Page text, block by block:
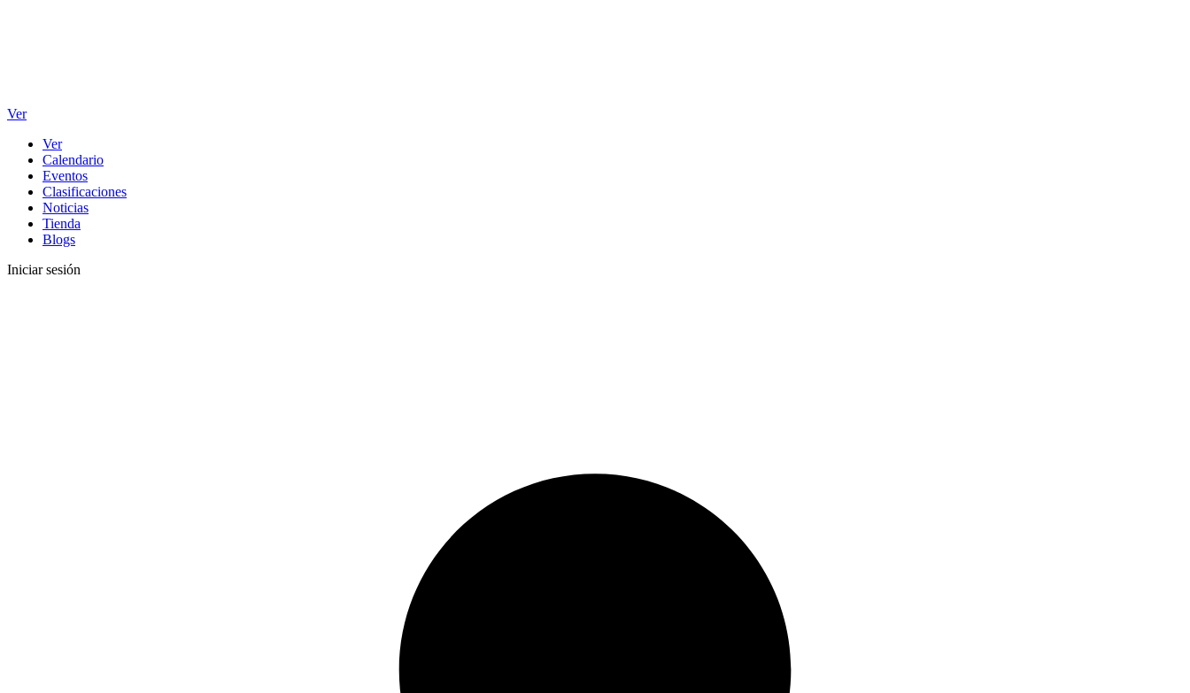
Ver
Ver
Calendario
Eventos
Clasificaciones
Noticias
Tienda
Blogs
Iniciar sesión